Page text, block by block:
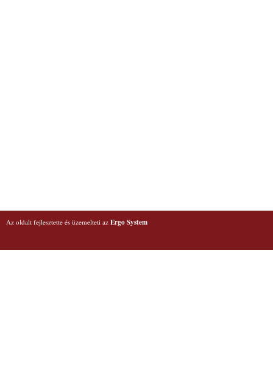
Az oldalt fejlesztette és üzemelteti az Ergo System